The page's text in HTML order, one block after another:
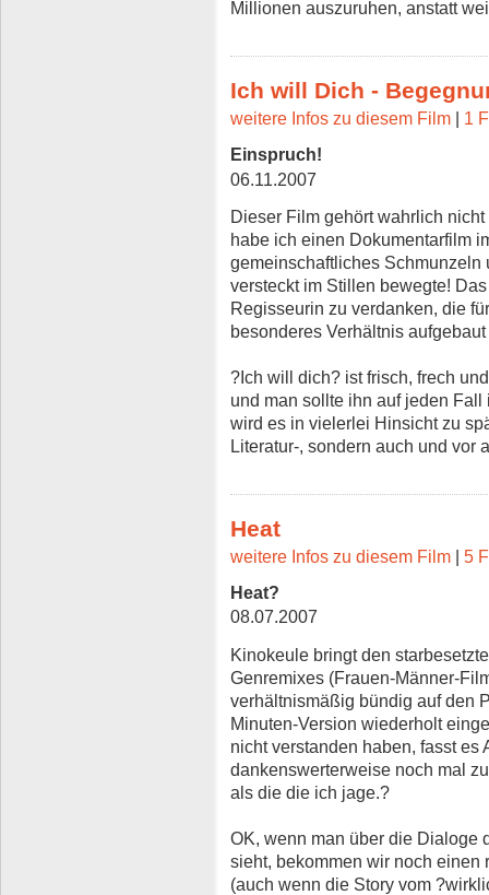
Millionen auszuruhen, anstatt
Ich will Dich -
weitere Infos zu diesem Film | 1
Einspruch!
06.11.2007
Dieser Film gehört wahrlich
habe ich einen Dokumentarfilm
gemeinschaftliches
versteckt im Stillen bewegte!
Regisseurin zu verdanken, die
besonderes Verhältnis
?Ich will dich? ist frisch, frech
und man sollte ihn auf jeden
wird es in vielerlei Hinsicht zu
Literatur-, sondern auch und vor
Heat
weitere Infos zu diesem Film | 5
Heat?
08.07.2007
Kinokeule bringt den
Genremixes (Frauen-Männer-
verhältnismäßig bündig auf den
Minuten-Version wiederholt
nicht verstanden haben, fasst es
dankenswerterweise noch mal
als die die ich jage.?
OK, wenn man über die Dialoge
sieht, bekommen wir noch einen
(auch wenn die Story vom